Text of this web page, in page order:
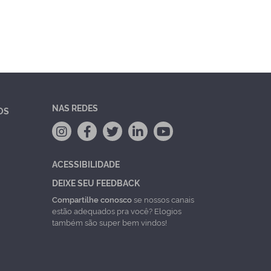
NAS REDES
ACESSIBILIDADE
DEIXE SEU FEEDBACK
Compartilhe conoscose nossos canais
estão adequados pra você? Elogios
também são super bem vindos!